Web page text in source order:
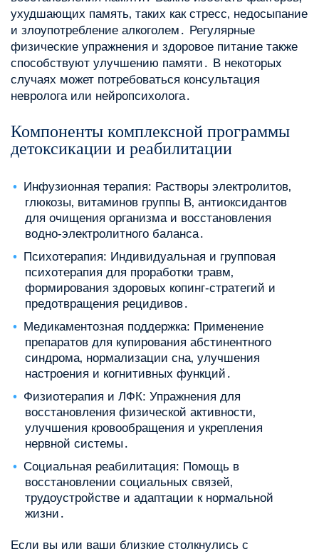
ухудшающих память‚ таких как стресс‚ недосыпание
и злоупотребление алкоголем․ Регулярные
физические упражнения и здоровое питание также
способствуют улучшению памяти․ В некоторых
случаях может потребоваться консультация
невролога или нейропсихолога․
Компоненты комплексной программы
детоксикации и реабилитации
Инфузионная терапия: Растворы электролитов‚
глюкозы‚ витаминов группы B‚ антиоксидантов
для очищения организма и восстановления
водно-электролитного баланса․
Психотерапия: Индивидуальная и групповая
психотерапия для проработки травм‚
формирования здоровых копинг-стратегий и
предотвращения рецидивов․
Медикаментозная поддержка: Применение
препаратов для купирования абстинентного
синдрома‚ нормализации сна‚ улучшения
настроения и когнитивных функций․
Физиотерапия и ЛФК: Упражнения для
восстановления физической активности‚
улучшения кровообращения и укрепления
нервной системы․
Социальная реабилитация: Помощь в
восстановлении социальных связей‚
трудоустройстве и адаптации к нормальной
жизни․
Если вы или ваши близкие столкнулись с